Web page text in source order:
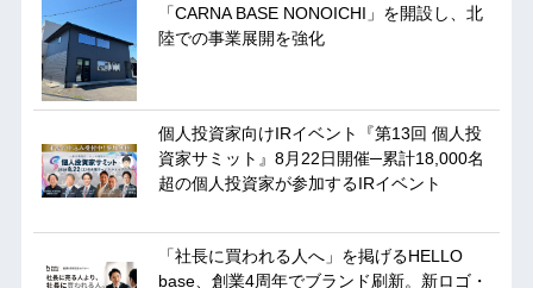
「CARNA BASE NONOICHI」を開設し、北
陸での事業展開を強化
個人投資家向けIRイベント『第13回 個人投
資家サミット』8月22日開催─累計18,000名
超の個人投資家が参加するIRイベント
「社長に買われる人へ」を掲げるHELLO
base、創業4周年でブランド刷新。新ロゴ・